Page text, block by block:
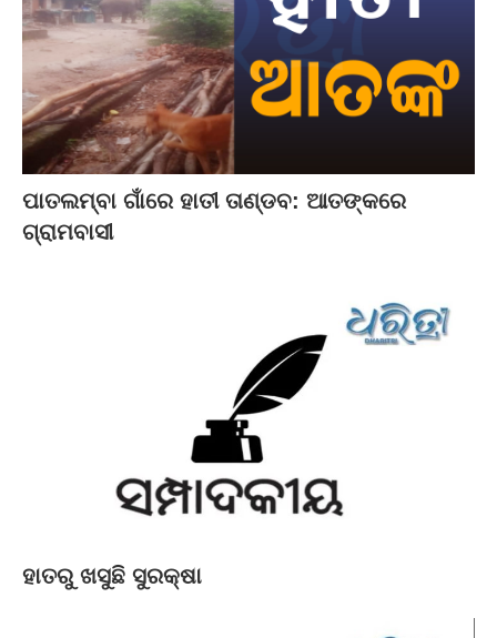
ପାତଲମ୍ବା ଗାଁରେ ହାତୀ ତାଣ୍ଡବ: ଆତଙ୍କରେ
ଗ୍ରାମବାସୀ
ହାତରୁ ଖସୁଛି ସୁରକ୍ଷା